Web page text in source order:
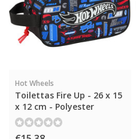
Hot Wheels
Toilettas Fire Up - 26 x 15
x 12 cm - Polyester